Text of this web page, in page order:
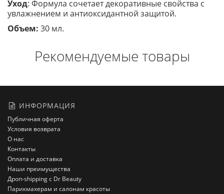
Уход: Формула сочетает декоративные свойства с
увлажнением и антиоксидантной защитой.
Объем: 30 мл.
Рекомендуемые товары
ИНФОРМАЦИЯ
Публичная оферта
Условия возврата
О нас
Контакты
Оплата и доставка
Наши преимущества
Дроп-shipping с Dr Beauty
Парикмахерам и салонам красоты